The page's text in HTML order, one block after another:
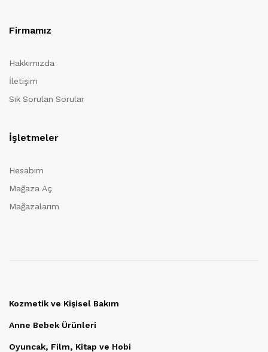
Firmamız
Hakkımızda
İletişim
Sık Sorulan Sorular
İşletmeler
Hesabım
Mağaza Aç
Mağazalarım
Kozmetik ve Kişisel Bakım
Anne Bebek Ürünleri
Oyuncak, Film, Kitap ve Hobi